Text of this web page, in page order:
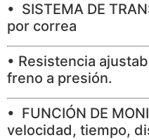
• SISTEMA DE
por correa
• Resistencia
freno a presión.
• FUNCIÓN DE
velocidad, tiempo,